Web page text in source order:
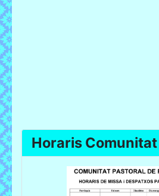
Horaris Comunitat